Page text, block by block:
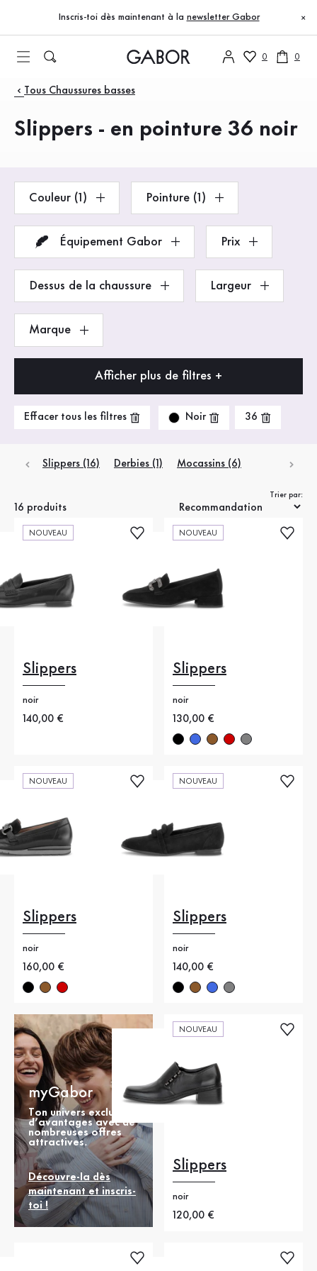
Accéder au contenu principal
Accéder à la table des matières
Accéder à la navigation principale
Inscris-toi dès maintenant à la newsletter Gabor ×
0 0
Produits
Tous Chaussures basses
Slippers - en pointure 36 noir
Couleur (1) Pointure (1)
Équipement Gabor Prix
Dessus de la chaussure Largeur
Marque
Afficher plus de filtres +
Effacer tous les filtres Noir 36
Slippers (16) Derbies (1) Mocassins (6)
16 produits
Trier par:
NOUVEAU
Slippers
noir
Nouveau prix
140,00 €
NOUVEAU
Slippers
noir
Nouveau prix
130,00 €
NOUVEAU
Slippers
noir
Nouveau prix
160,00 €
NOUVEAU
Slippers
noir
Nouveau prix
140,00 €
myGabor
Ton univers exclusif
d’avantages avec de
nombreuses offres
attractives.
Découvre-la dès
maintenant et inscris-
toi !
NOUVEAU
Slippers
noir
Nouveau prix
120,00 €